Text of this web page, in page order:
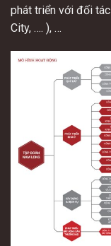
phát triển với đối
City, …. ), …